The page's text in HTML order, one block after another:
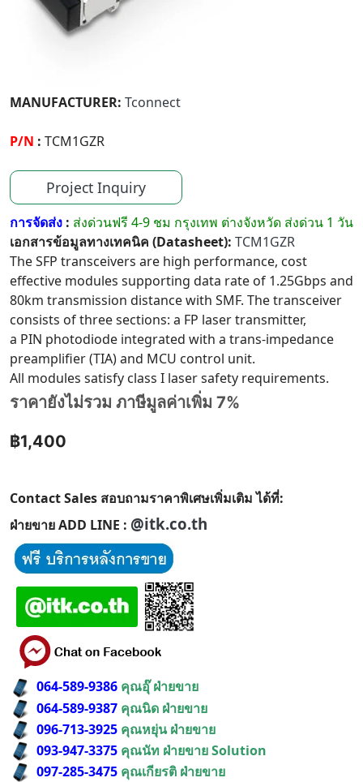
MANUFACTURER: Tconnect
P/N : TCM1GZR
Project Inquiry
การจัดส่ง : ส่งด่วนฟรี 4-9 ชม กรุงเทพ ต่างจังหวัด ส่งด่วน 1 วัน
เอกสารข้อมูลทางเทคนิค (Datasheet): TCM1GZR
The SFP transceivers are high performance, cost
effective modules supporting data rate of 1.25Gbps and
80km transmission distance with SMF. The transceiver
consists of three sections: a FP laser transmitter,
a PIN photodiode integrated with a trans-impedance
preamplifier (TIA) and MCU control unit.
All modules satisfy class I laser safety requirements.
ราคายังไม่รวม ภาษีมูลค่าเพิ่ม 7%
฿1,400
Contact Sales สอบถามราคาพิเศษเพิ่มเติม ได้ที่:
ฝ่ายขาย ADD LINE : @itk.co.th
064-589-9386 คุณอุ๊ ฝ่ายขาย
064-589-9387 คุณนิด ฝ่ายขาย
096-713-3925 คุณหยุ่น ฝ่ายขาย
093-947-3375 คุณนัท ฝ่ายขาย Solution
097-285-3475 คุณเกียรติ ฝ่ายขาย